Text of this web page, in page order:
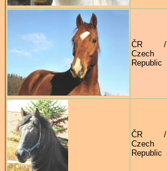
ČR /
Czech
Republic
ČR /
Czech
Republic